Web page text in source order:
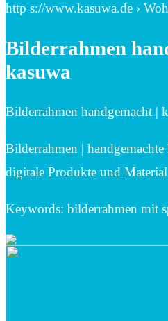
http s://www.kasuwa.de ›
Bilderrahmen
kasuwa
Bilderrahmen handgemacht |
Bilderrahmen |
digitale Produkte und Material
Keywords: bilderrahmen mit